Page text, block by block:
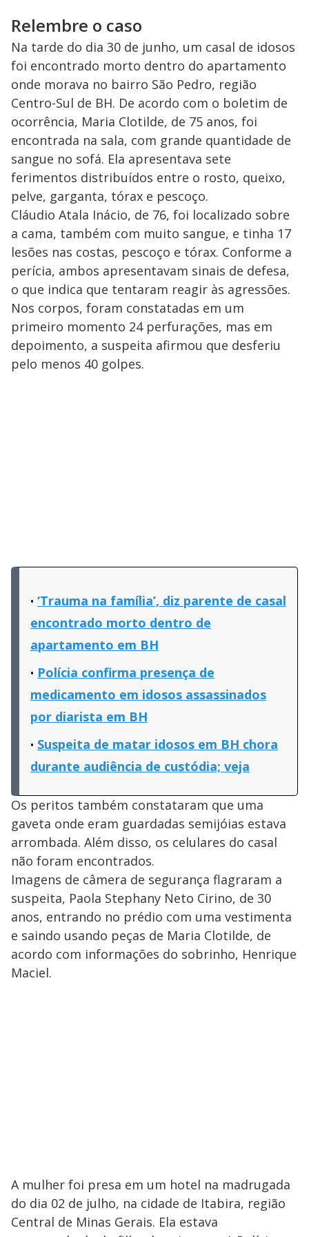
Relembre o caso
Na tarde do dia 30 de junho, um casal de idosos
foi encontrado morto dentro do apartamento
onde morava no bairro São Pedro, região
Centro-Sul de BH. De acordo com o boletim de
ocorrência, Maria Clotilde, de 75 anos, foi
encontrada na sala, com grande quantidade de
sangue no sofá. Ela apresentava sete
ferimentos distribuídos entre o rosto, queixo,
pelve, garganta, tórax e pescoço.
Cláudio Atala Inácio, de 76, foi localizado sobre
a cama, também com muito sangue, e tinha 17
lesões nas costas, pescoço e tórax. Conforme a
perícia, ambos apresentavam sinais de defesa,
o que indica que tentaram reagir às agressões.
Nos corpos, foram constatadas em um
primeiro momento 24 perfurações, mas em
depoimento, a suspeita afirmou que desferiu
pelo menos 40 golpes.
‘Trauma na família’, diz parente de casal
encontrado morto dentro de
apartamento em BH
Polícia confirma presença de
medicamento em idosos assassinados
por diarista em BH
Suspeita de matar idosos em BH chora
durante audiência de custódia; veja
Os peritos também constataram que uma
gaveta onde eram guardadas semijóias estava
arrombada. Além disso, os celulares do casal
não foram encontrados.
Imagens de câmera de segurança flagraram a
suspeita, Paola Stephany Neto Cirino, de 30
anos, entrando no prédio com uma vestimenta
e saindo usando peças de Maria Clotilde, de
acordo com informações do sobrinho, Henrique
Maciel.
A mulher foi presa em um hotel na madrugada
do dia 02 de julho, na cidade de Itabira, região
Central de Minas Gerais. Ela estava